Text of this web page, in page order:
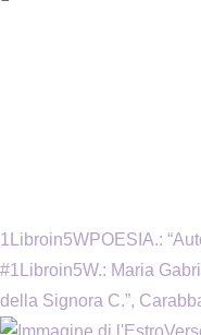
1Libroin5WPOESIA.:
#1Libroin5W.: Maria
della Signora C.”,